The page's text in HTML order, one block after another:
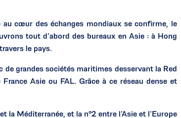
cœur des échanges mondiaux se confirme, le
tout d’abord des bureaux en Asie : à Hong
le pays.
de grandes sociétés maritimes desservant la Red
Asie ou FAL. Grâce à ce réseau dense et
Méditerranée, et la n°2 entre l’Asie et l’Europe